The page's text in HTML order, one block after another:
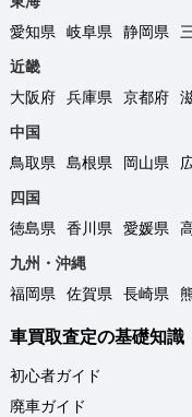
愛知県
岐阜県 静岡県
近畿
大阪府
兵庫県 京都府
中国
鳥取県
島根県 岡山県
四国
徳島県
香川県 愛媛県
九州・沖縄
福岡県
佐賀県 長崎県
車買取査定の基礎知識
初心者ガイド
廃車ガイド